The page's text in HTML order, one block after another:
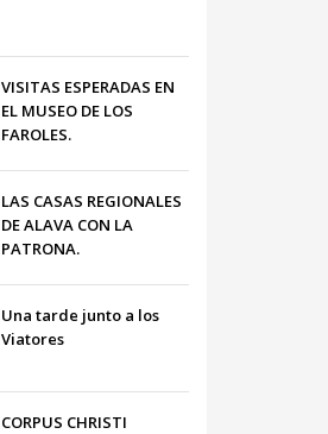
VISITAS ESPERADAS EN
EL MUSEO DE LOS
FAROLES.
LAS CASAS REGIONALES
DE ALAVA CON LA
PATRONA.
Una tarde junto a los
Viatores
CORPUS CHRISTI